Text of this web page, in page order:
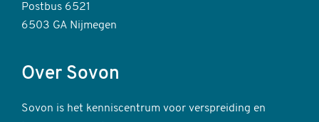
Postbus 6521
6503 GA Nijmegen
Over Sovon
Sovon is het kenniscentrum voor verspreiding en